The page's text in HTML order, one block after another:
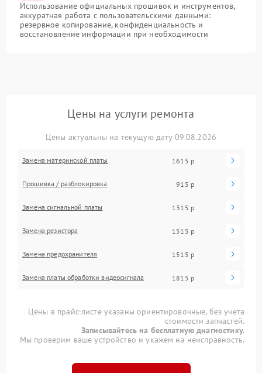
Использование официальных прошивок и инструментов,
аккуратная работа с пользовательскими данными:
резервное копирование, конфиденциальность и
восстановление информации при необходимости
Цены на услуги ремонта
Цены актуальны на текущую дату 09.08.2026
Замена материнской платы 1615 р
Прошивка / разблокировка 915 р
Замена сигнальной платы 1315 р
Замена резистора 1515 р
Замена предохранителя 1515 р
Замена платы обработки видеосигнала 1815 р
Цены в прайс-листе указаны ориентировочные, без учета
стоимости запчастей.
Записывайтесь на бесплатную диагностику.
Мы проверим ваше устройство и укажем на неисправность.